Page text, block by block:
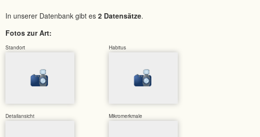
In unserer Datenbank gibt es 2 Datensätze.
Fotos zur Art:
Standort Habitus
Detailansicht Mikromerkmale